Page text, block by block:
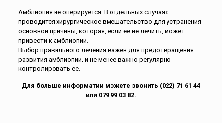
Амблиопия не оперируется. В отдельных случаях
проводится хирургическое вмешательство для устранения
основной причины, которая, если ее не лечить, может
привести к амблиопии.
Выбор правильного лечения важен для предотвращения
развития амблиопии, и не менее важно регулярно
контролировать ее.
Для больше информатии можете звонить (022) 71 61 44
или 079 99 03 82.